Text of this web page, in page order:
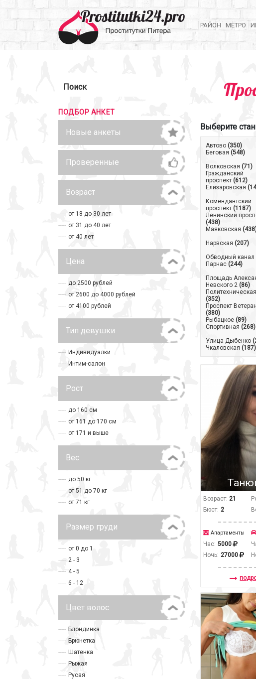
РАЙОН МЕТРО
Поиск
ПОДБОР АНКЕТ
Новые анкеты
Проверенные
Возраст
от 18 до 30 лет
от 31 до 40 лет
от 40 лет
Цена
до 2500 рублей
от 2600 до 4000 рублей
от 4100 рублей
Тип девушки
Индивидуалки
Интим-салон
Рост
до 160 см
от 161 до 170 см
от 171 и выше
Вес
до 50 кг
от 51 до 70 кг
от 71 кг
Размер груди
от 0 до 1
2 - 3
4 - 5
6 - 12
Цвет волос
Блондинка
Брюнетка
Шатенка
Рыжая
Русая
Выберите
Автово (350)
Беговая (548)
Волковская (71)
Гражданский
проспект (612)
Елизаровская
Комендантский
проспект (1187)
Ленинский
(438)
Маяковская
Нарвская (207)
Обводный канал
Парнас (244)
Площадь
Невского 2 (86)
Политехническая
(352)
Проспект
(380)
Рыбацкое (89)
Спортивная (268)
Улица Дыбенко
Чкаловская (187)
Возраст: 21
Бюст: 2
Апартаменты
Час: 5000
Ночь: 27000